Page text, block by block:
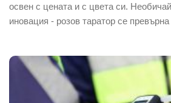
освен с цената и с цвета си.
иновация - розов таратор се